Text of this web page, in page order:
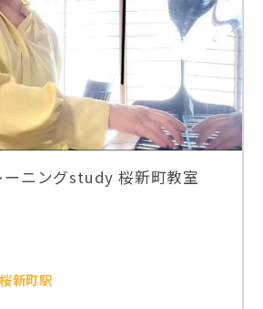
ニングstudy 桜新町教室
新町駅